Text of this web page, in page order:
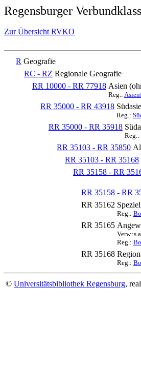
Regensburger
Zur Übersicht RVKO
R Geografie
RC - RZ Regionale Geografie
RR 10000 - RR 77918 Asien
Reg.:
RR 35000 - RR 43918
Reg.:
RR 35000 - RR 35918
Reg.:
RR 35103 - RR 35850
RR 35103 - RR 35168
RR 35158 - RR
RR 35158 - RR
RR 35162
Reg.:
RR 35165
Reg.:
RR 35168
Reg.:
© Universitätsbibliothek Regensburg,